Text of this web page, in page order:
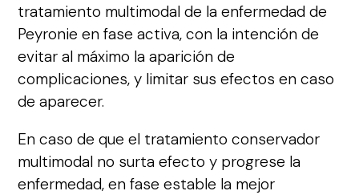
tratamiento multimodal de la enfermedad de
Peyronie en fase activa, con la intención de
evitar al máximo la aparición de
complicaciones, y limitar sus efectos en caso
de aparecer.
En caso de que el tratamiento conservador
multimodal no surta efecto y progrese la
enfermedad, en fase estable la mejor